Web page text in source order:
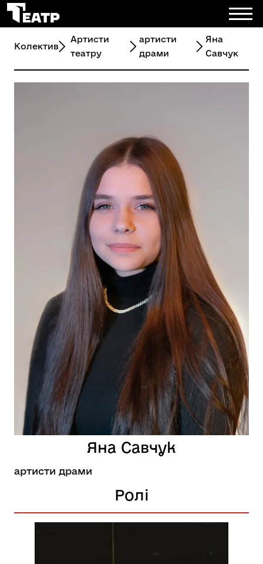
Колектив
Артисти
театру
артисти
драми
Яна
Савчук
Яна Савчук
артисти драми
Ролі